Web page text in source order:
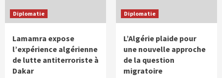
Diplomatie
Lamamra expose
l’expérience algérienne
de lutte antiterroriste à
Dakar
Diplomatie
L’Algérie plaide pour
une nouvelle approche
de la question
migratoire